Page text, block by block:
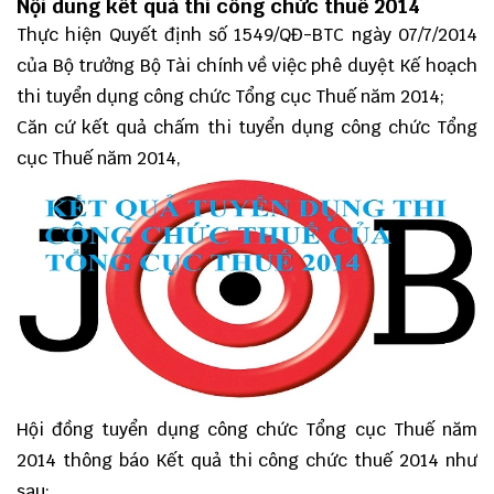
Nội dung kết quả thi công chức thuế 2014
Thực hiện Quyết định số 1549/QĐ-BTC ngày 07/7/2014
của Bộ trưởng Bộ Tài chính về việc phê duyệt Kế hoạch
thi tuyển dụng công chức Tổng cục Thuế năm 2014;
Căn cứ kết quả chấm thi tuyển dụng công chức Tổng
cục Thuế năm 2014,
Hội đồng tuyển dụng công chức Tổng cục Thuế năm
2014 thông báo Kết quả thi công chức thuế 2014 như